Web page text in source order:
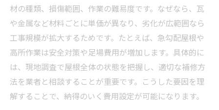
材の種類、損傷範囲、作業の難易度です。なぜなら、瓦
や金属など材料ごとに単価が異なり、劣化が広範囲なら
工事規模が拡大するためです。たとえば、急勾配屋根や
高所作業は安全対策や足場費用が増加します。具体的に
は、現地調査で屋根全体の状態を把握し、適切な補修方
法を業者と相談することが重要です。こうした要因を理
解することで、納得のいく費用設定が可能になります。